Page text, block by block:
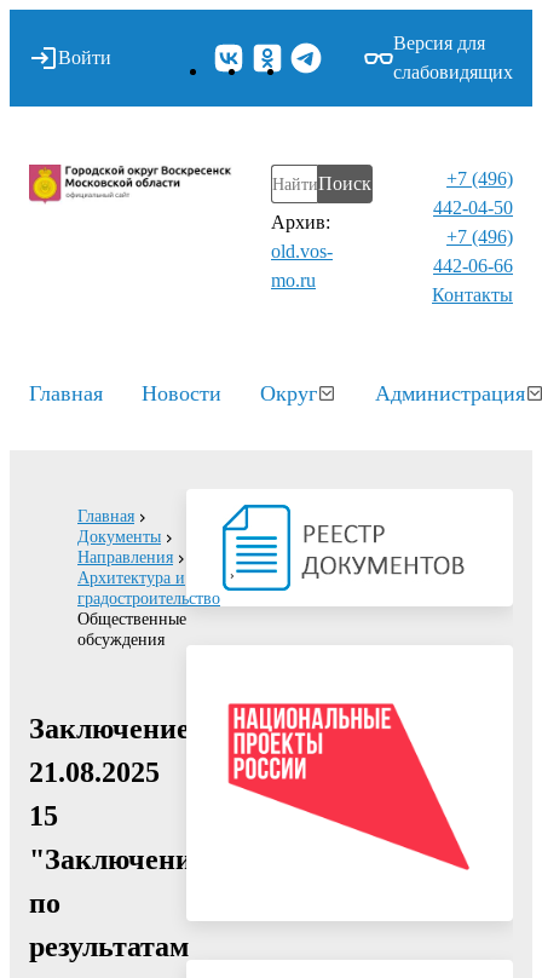
Войти
Версия для
слабовидящих
Поиск
Архив:
old.vos-
mo.ru
+7 (496)
442-04-50
+7 (496)
442-06-66
Контакты⁠
Главная Новости Округ Администрация
Главная
Документы
Направления
Архитектура и
градостроительство
Общественные
обсуждения
Заключение
21.08.2025
15
"Заключение
по
результатам